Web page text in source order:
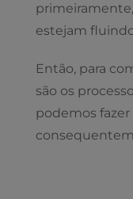
estejam
Então, para
são os
podemos fazer